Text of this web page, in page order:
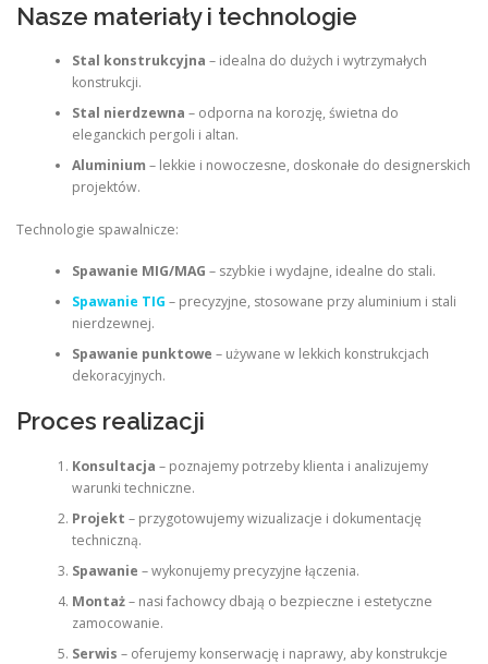
Nasze materiały i technologie
Stal konstrukcyjna – idealna do dużych i wytrzymałych
konstrukcji.
Stal nierdzewna – odporna na korozję, świetna do
eleganckich pergoli i altan.
Aluminium – lekkie i nowoczesne, doskonałe do designerskich
projektów.
Technologie spawalnicze:
Spawanie MIG/MAG – szybkie i wydajne, idealne do stali.
Spawanie TIG – precyzyjne, stosowane przy aluminium i stali
nierdzewnej.
Spawanie punktowe – używane w lekkich konstrukcjach
dekoracyjnych.
Proces realizacji
Konsultacja – poznajemy potrzeby klienta i analizujemy
warunki techniczne.
Projekt – przygotowujemy wizualizacje i dokumentację
techniczną.
Spawanie – wykonujemy precyzyjne łączenia.
Montaż– nasi fachowcy dbają o bezpieczne i estetyczne
zamocowanie.
Serwis – oferujemy konserwację i naprawy, aby konstrukcje